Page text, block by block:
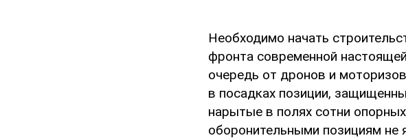
Необходимо начать
фронта современной
очередь от дронов и
в посадках позиции,
нарытые в полях сотни
оборонительными позициям не